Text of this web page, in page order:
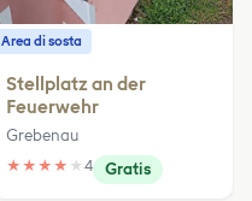
Area di sosta
Stellplatz an der
Feuerwehr
Grebenau
★ ★ ★ ★ ★ 4 Gratis